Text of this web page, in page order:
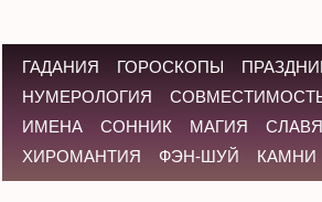
ГАДАНИЯ ГОРОСКОПЫ
НУМЕРОЛОГИЯ
ИМЕНА
СОННИК МАГИЯ
ХИРОМАНТИЯ
ФЭН-ШУЙ КАМНИ